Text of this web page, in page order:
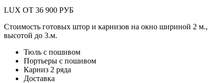
LUX ОТ 36 900 РУБ
Стоимость готовых штор и карнизов на окно шириной 2 м.,
высотой до 3.м.
Тюль с пошивом
Портьеры с пошивом
Карниз 2 ряда
Доставка